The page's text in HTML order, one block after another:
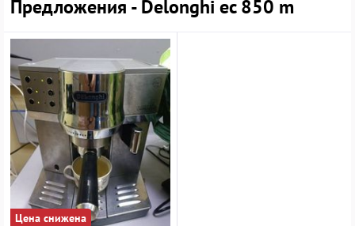
Предложения - Delonghi ec 850 m
Цена снижена